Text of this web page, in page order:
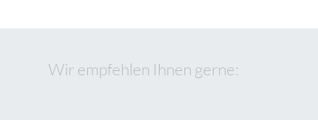
Wir empfehlen Ihnen gerne: